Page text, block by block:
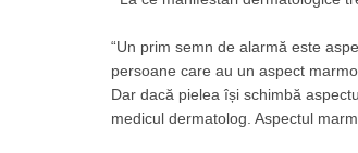
“Un prim semn de alarmă este
persoane care au un aspect
Dar dacă pielea își schimbă
medicul dermatolog. Aspectul